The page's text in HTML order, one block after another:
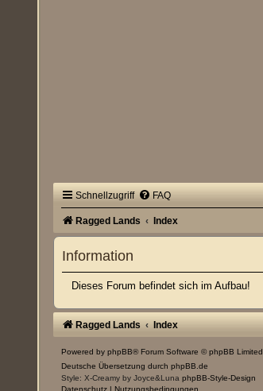
Schnellzugriff FAQ
Ragged Lands Index
Information
Dieses Forum befindet sich im Aufbau!
Ragged Lands Index
Powered byphpBB® Forum Software © phpBB Limited
Deutsche Übersetzung durchphpBB.de
Style: X-Creamy by Joyce&LunaphpBB-Style-Design
Datenschutz |Nutzungsbedingungen